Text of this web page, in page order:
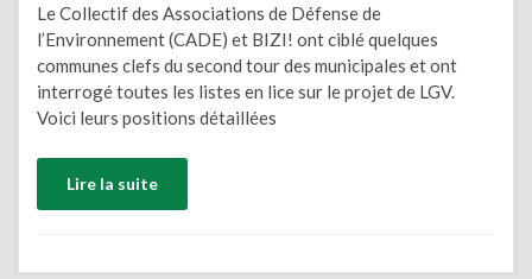
Le Collectif des Associations de Défense de
l’Environnement (CADE) et BIZI! ont ciblé quelques
communes clefs du second tour des municipales et ont
interrogé toutes les listes en lice sur le projet de LGV.
Voici leurs positions détaillées
Lire la suite